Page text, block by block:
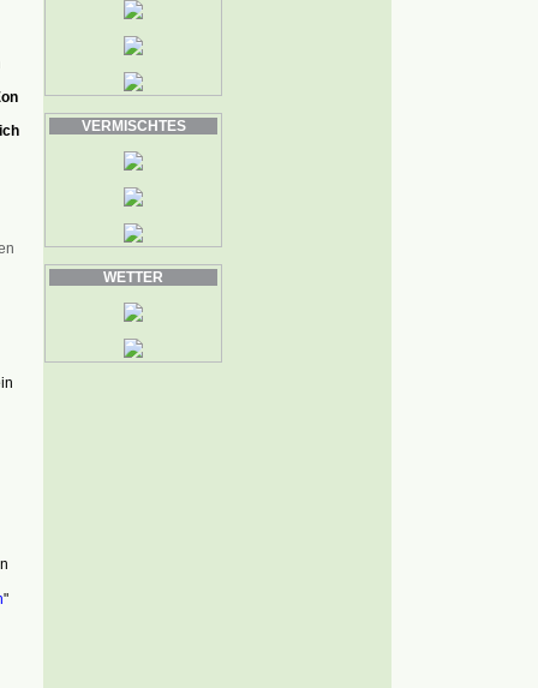
VERMISCHTES
WETTER
"